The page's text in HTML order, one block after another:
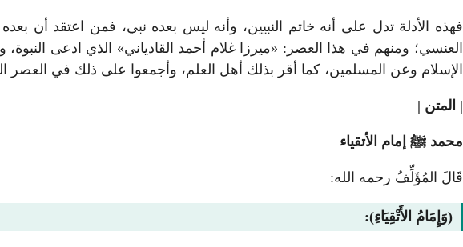
الإسلام وعن المسلمين، كما أقر بذلك أهل العلم، وأجمعوا على ذلك في العصر
| المتن |
محمد ﷺ إمام الأتقياء
قَالَ المُؤَلِّفُ رحمه الله:
(وَإِمَامُ الأَتْقِيَاءِ):